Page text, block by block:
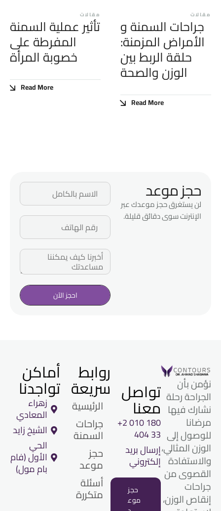
مقالات
جراحات السمنة و
الأمراض المزمنة:
حلقة الربط بين
الوزن والصحة
Read More
مقالات
تأثير عملية السمنة
المفرطة على
خصوبة المرأة
Read More
احجز الآن
حجز موعد
لن يستغرق حجز موعدك عبر
الإنترنت سوى دقائق قليلة.
نؤمن بأن
الجراحة رحلة
نشارك فيها
مرضانا
للوصول إلى
الوزن المثالي،
والاستفادة
القصوى من
جراحات
إنقاص الوزن،
تواصل
معنا
+2 010 180
404 33
إرسال بريد
إلكتروني
حجز
موع
روابط
سريعة
الرئيسية
جراحات
السمنة
حجز
موعد
أسئلة
متكررة​
أماكن
تواجدنا
زهراء
المعادي
الشيخ زايد
الحي
الأول (فام
بام مول)